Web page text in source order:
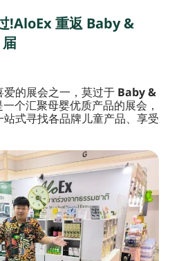
!AloEx 重返 Baby &
的展会之一，莫过于 Baby &
个汇聚母婴优质产品的展会，
式寻找各品牌儿童产品、享受